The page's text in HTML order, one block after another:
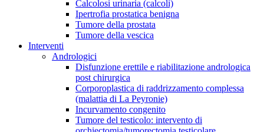
Calcolosi urinaria (calcoli)
Ipertrofia prostatica benigna
Tumore della prostata
Tumore della vescica
Interventi
Andrologici
Disfunzione erettile e riabilitazione andrologica
post chirurgica
Corporoplastica di raddrizzamento complessa
(malattia di La Peyronie)
Incurvamento congenito
Tumore del testicolo: intervento di